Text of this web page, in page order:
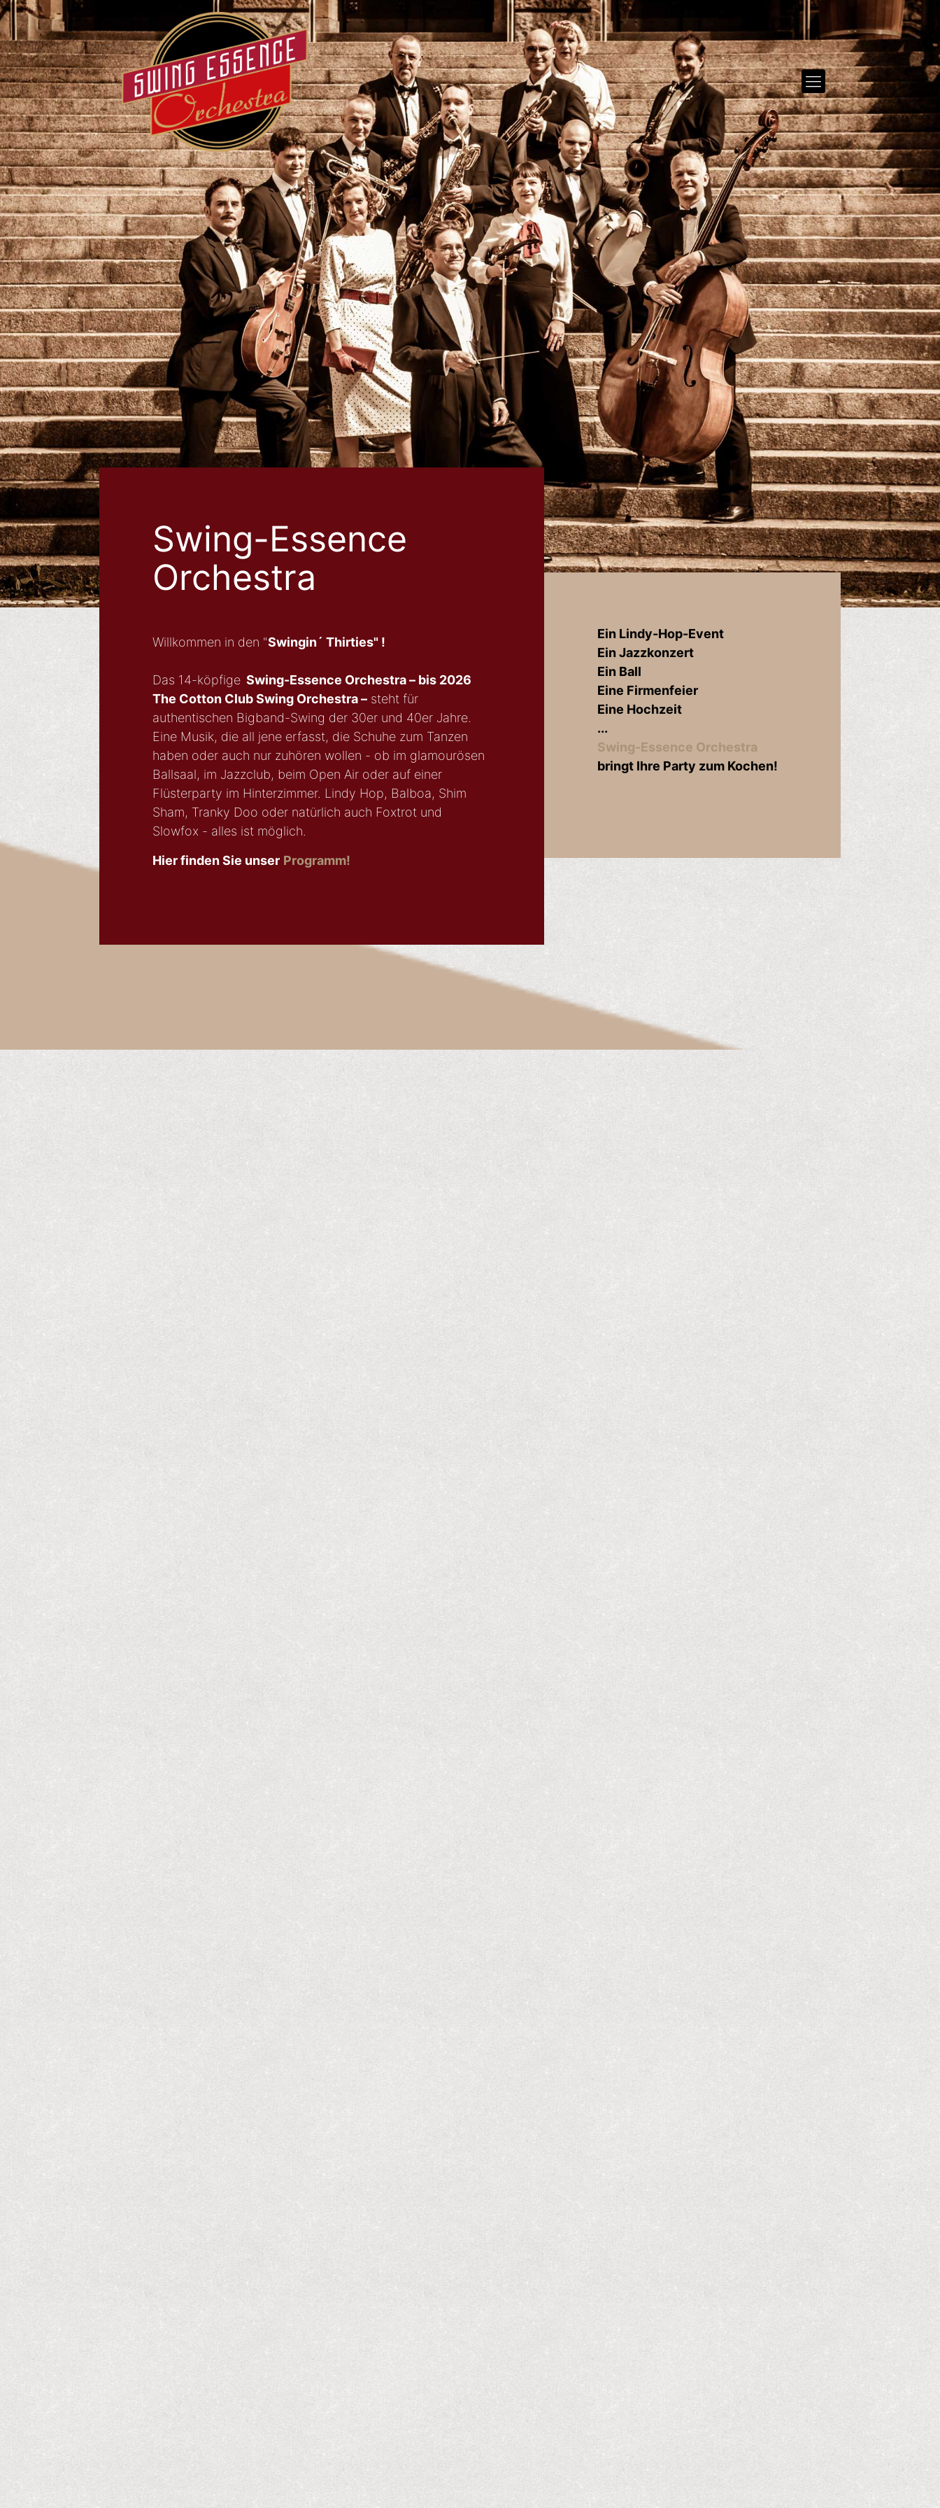
Swing-Essence
Orchestra
Willkommen in den "Swingin´ Thirties" !
Das 14-köpfige Swing-Essence Orchestra – bis 2026
The Cotton Club Swing Orchestra –steht für
authentischen Bigband-Swing der 30er und 40er Jahre.
Eine Musik, die all jene erfasst, die Schuhe zum Tanzen
haben oder auch nur zuhören wollen - ob im glamourösen
Ballsaal, im Jazzclub, beim Open Air oder auf einer
Flüsterparty im Hinterzimmer. Lindy Hop, Balboa, Shim
Sham, Tranky Doo oder natürlich auch Foxtrot und
Slowfox - alles ist möglich.
Hier finden Sie unser Programm!
Ein Lindy-Hop-Event
Ein Jazzkonzert
Ein Ball
Eine Firmenfeier
Eine Hochzeit
...
Swing-Essence Orchestra
bringt Ihre Party zum Kochen!